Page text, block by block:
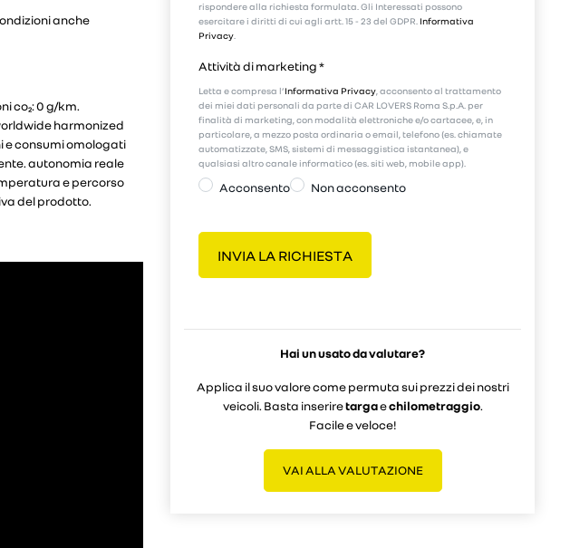
anche
co₂: 0 g/km.
harmonized
e consumi omologati
autonomia reale
e percorso
del prodotto.
rispondere alla richiesta formulata. Gli Interessati possono
esercitare i diritti di cui agli artt. 15 - 23 del GDPR. Informativa
Privacy
Attività di marketing*
Letta e compresa l’Informativa Privacy , acconsento al trattamento
dei miei dati personali da parte di CAR LOVERS Roma S.p.A. per
finalità di marketing, con modalità elettroniche e/o cartacee, e, in
particolare, a mezzo posta ordinaria o email, telefono (es. chiamate
automatizzate, SMS, sistemi di messaggistica istantanea), e
qualsiasi altro canale informatico (es. siti web, mobile app).
Acconsento Non acconsento
Hai un usato da valutare?
Applica il suo valore come permuta sui prezzi dei nostri
veicoli. Basta inseriretargaechilometraggio.
Facile e veloce!
VAI ALLA VALUTAZIONE